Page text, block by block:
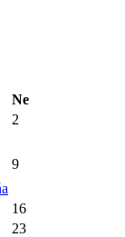
Ne
2
9
16
23